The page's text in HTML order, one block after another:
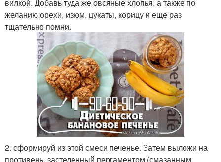
вилкой. Добавь туда же овсяные хлопья, а также по
желанию орехи, изюм, цукаты, корицу и еще раз
тщательно помни.
2. сформируй из этой смеси печенье. Затем выложи на
противень, застеленный пергаментом (смазанным